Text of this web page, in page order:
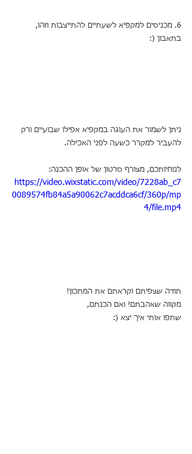
6. מכניסים למקפיא לשעתיים להתייצבות וזהו,
בתאבון (:
ניתן לשמור את העוגה במקפיא אפילו שבועיים ורק
להעביר למקרר כשעה לפני האכילה.
לנוחיותכם, מצורף סרטון של אופן ההכנה:
https://video.wixstatic.com/video/7228ab_c7
0089574fb84a5a90062c7acddca6cf/360p/mp
4/file.mp4
תודה שצפיתם וקראתם את המתכון!
מקווה שאהבתם! ואם הכנתם,
שתפו אותי איך יצא (: